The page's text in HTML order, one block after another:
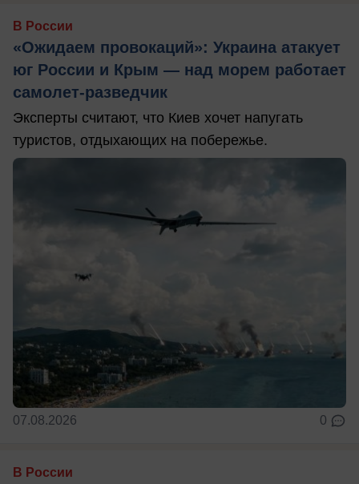
В России
«Ожидаем провокаций»: Украина атакует
юг России и Крым — над морем работает
самолет-разведчик
Эксперты считают, что Киев хочет напугать
туристов, отдыхающих на побережье.
07.08.2026 0
В России